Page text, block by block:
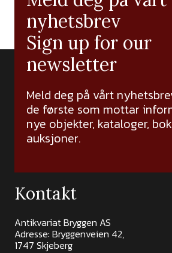
nyhetsbrev
Sign up for our
newsletter
Meld deg på vårt
de første som mottar
nye objekter, kataloger,
auksjoner.
Kontakt
Antikvariat Bryggen AS
Adresse: Bryggenveien 42,
1747 Skjeberg